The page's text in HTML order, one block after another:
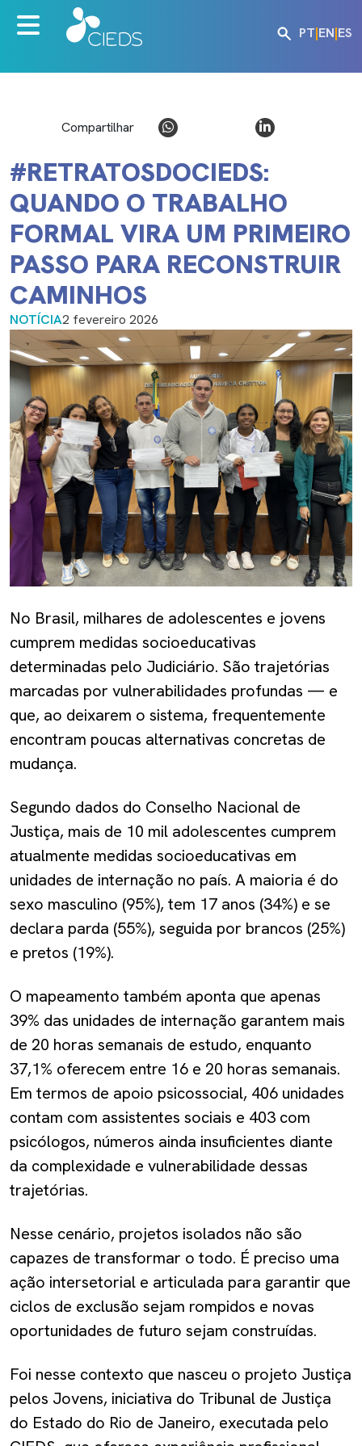
PT|EN|ES
Compartilhar
#RETRATOSDOCIEDS:
QUANDO O TRABALHO
FORMAL VIRA UM PRIMEIRO
PASSO PARA RECONSTRUIR
CAMINHOS
NOTÍCIA2 fevereiro 2026
No Brasil, milhares de adolescentes e jovens
cumprem medidas socioeducativas
determinadas pelo Judiciário. São trajetórias
marcadas por vulnerabilidades profundas — e
que, ao deixarem o sistema, frequentemente
encontram poucas alternativas concretas de
mudança.
Segundo dados do Conselho Nacional de
Justiça, mais de 10 mil adolescentes cumprem
atualmente medidas socioeducativas em
unidades de internação no país. A maioria é do
sexo masculino (95%), tem 17 anos (34%) e se
declara parda (55%), seguida por brancos (25%)
e pretos (19%).
O mapeamento também aponta que apenas
39% das unidades de internação garantem mais
de 20 horas semanais de estudo, enquanto
37,1% oferecem entre 16 e 20 horas semanais.
Em termos de apoio psicossocial, 406 unidades
contam com assistentes sociais e 403 com
psicólogos, números ainda insuficientes diante
da complexidade e vulnerabilidade dessas
trajetórias.
Nesse cenário, projetos isolados não são
capazes de transformar o todo. É preciso uma
ação intersetorial e articulada para garantir que
ciclos de exclusão sejam rompidos e novas
oportunidades de futuro sejam construídas.
Foi nesse contexto que nasceu o projeto Justiça
pelos Jovens, iniciativa do Tribunal de Justiça
do Estado do Rio de Janeiro, executada pelo